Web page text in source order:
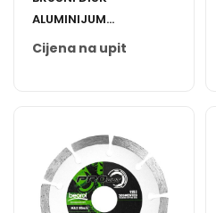
ALUMINIJUM
GRANULACIJA 100
Cijena na upit